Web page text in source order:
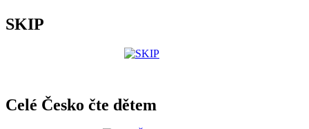
SKIP
Celé Česko čte dětem